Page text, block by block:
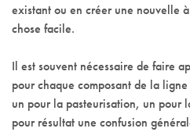
existant ou en créer une nouvelle
chose facile.
Il est souvent nécessaire de faire
pour chaque composant de la
un pour la pasteurisation, un pour
pour résultat une confusion